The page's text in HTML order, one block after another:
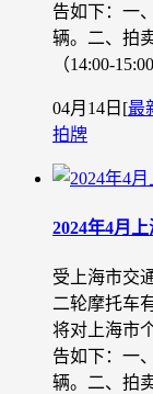
告如下：一
辆。二、拍
（14:00-
04月14日 [最
拍牌
2024年4月
受上海市交
二轮摩托车
将对上海市
告如下：一
辆。二、拍